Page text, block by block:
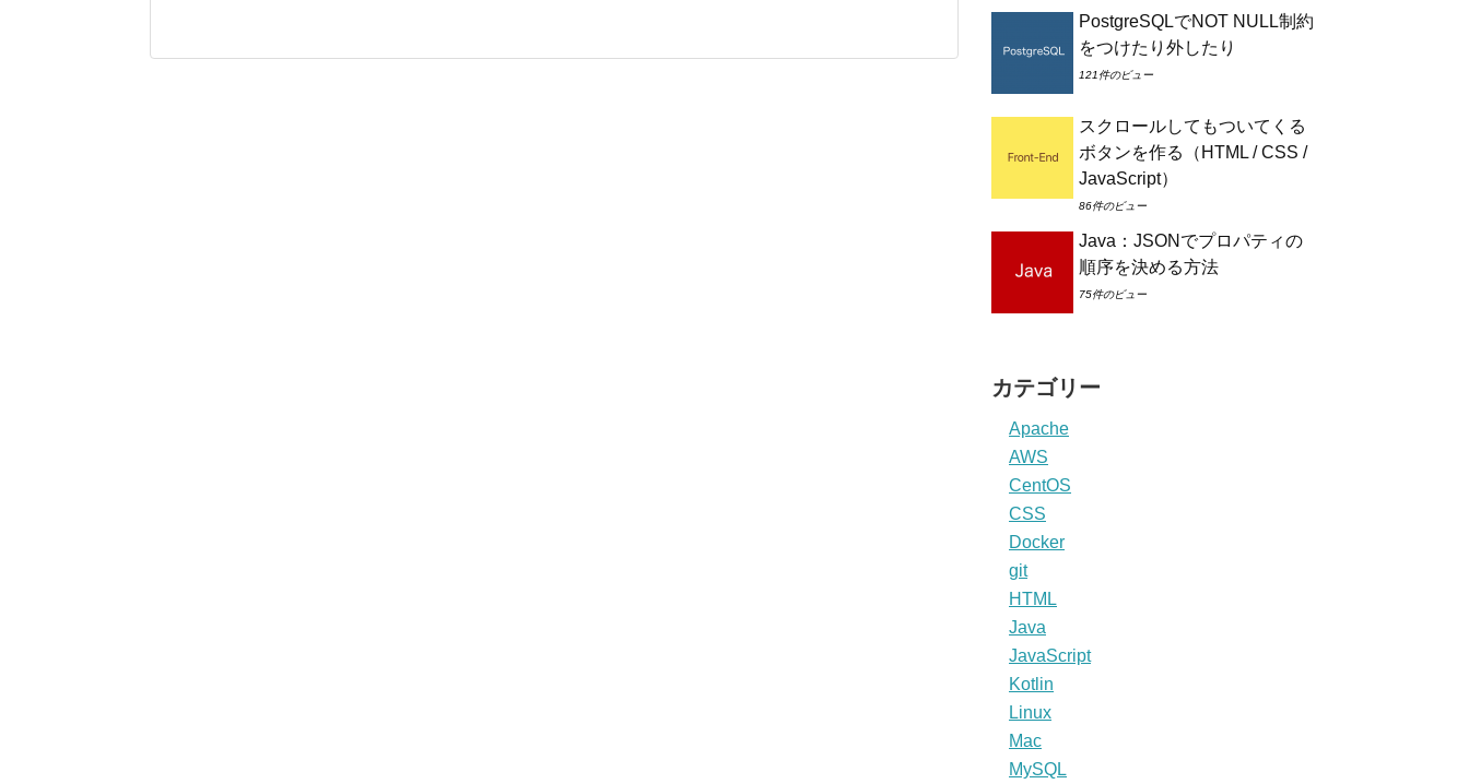
PostgreSQLでNOT NULL制約
をつけたり外したり
121件のビュー
スクロールしてもついてくる
ボタンを作る（HTML / CSS /
JavaScript）
86件のビュー
Java：JSONでプロパティの
順序を決める方法
75件のビュー
カテゴリー
Apache
AWS
CentOS
CSS
Docker
git
HTML
Java
JavaScript
Kotlin
Linux
Mac
MySQL